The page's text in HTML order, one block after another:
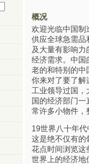
概况
欢迎光临中国制
供应全球急需品
及大量有影响
经济需求。中国
老的和特别的中
你来对了要了解
工业领导过国
国的经济部门
常许多小物件，
19世界八十年
这是绝不仅有的
花点时间浏览这
世界上的经济地